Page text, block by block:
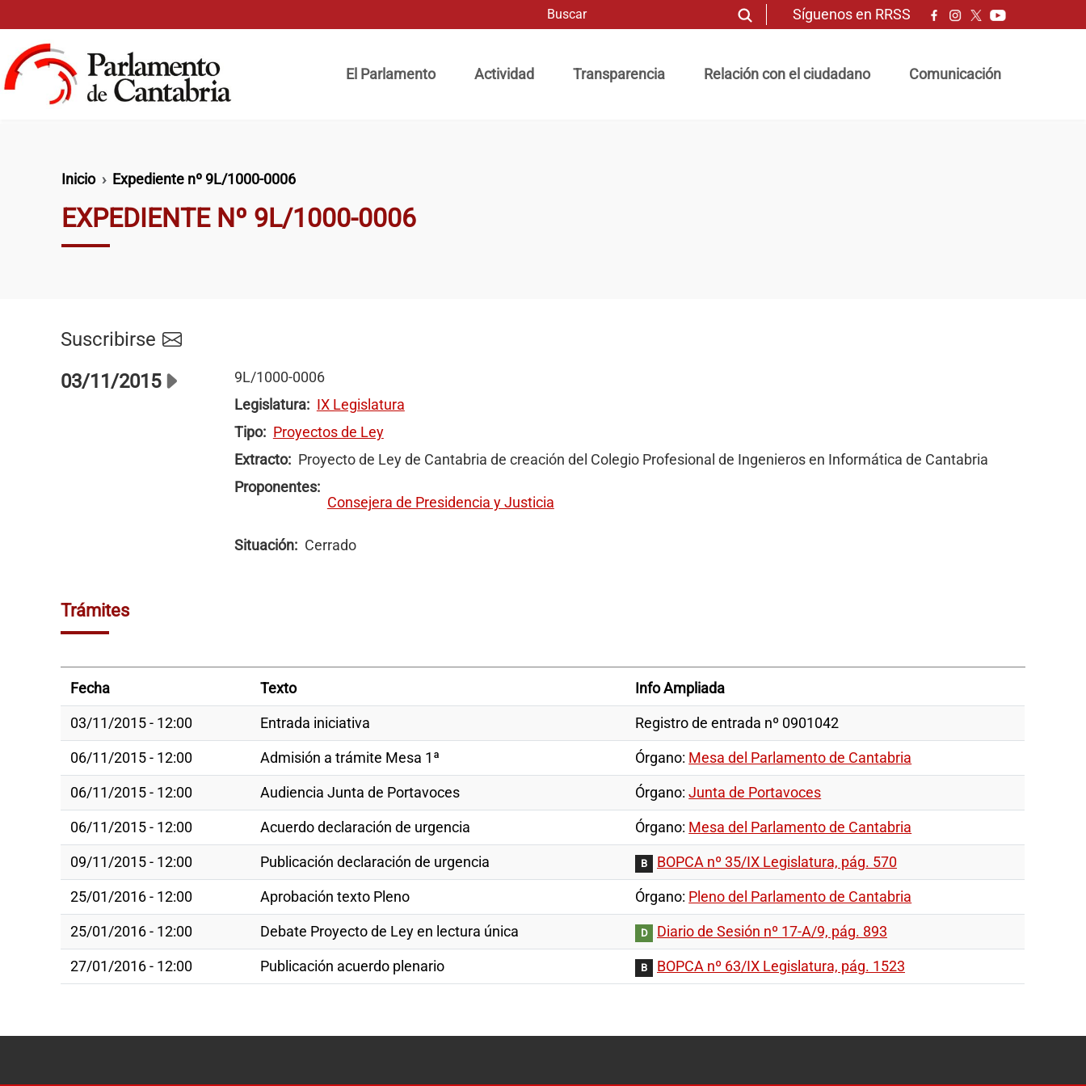
Síguenos en RRSS
El Parlamento
Actividad Transparencia Relación con el ciudadano Comunicación
Ruta de navegación
Inicio Expediente nº 9L/1000-0006
EXPEDIENTE Nº 9L/1000-0006
Suscribirse
03/11/2015
9L/1000-0006
Legislatura
IX Legislatura
Tipo
Proyectos de Ley
Extracto
Proyecto de Ley de Cantabria de creación del Colegio Profesional de Ingenieros en Informática de Cantabria
Proponentes
Consejera de Presidencia y Justicia
Situación Cerrado
Trámites
Fecha Texto Info Ampliada
03/11/2015 - 12:00 Entrada iniciativa Registro de entrada nº 0901042
06/11/2015 - 12:00 Admisión a trámite Mesa 1ª Órgano: Mesa del Parlamento de Cantabria
06/11/2015 - 12:00 Audiencia Junta de Portavoces Órgano:Junta de Portavoces
06/11/2015 - 12:00 Acuerdo declaración de urgencia Órgano: Mesa del Parlamento de Cantabria
09/11/2015 - 12:00 Publicación declaración de urgencia B BOPCA nº 35/IX Legislatura, pág. 570
25/01/2016 - 12:00 Aprobación texto Pleno Órgano: Pleno del Parlamento de Cantabria
25/01/2016 - 12:00 Debate Proyecto de Ley en lectura única D Diario de Sesión nº 17-A/9, pág. 893
27/01/2016 - 12:00 Publicación acuerdo plenario B BOPCA nº 63/IX Legislatura, pág. 1523